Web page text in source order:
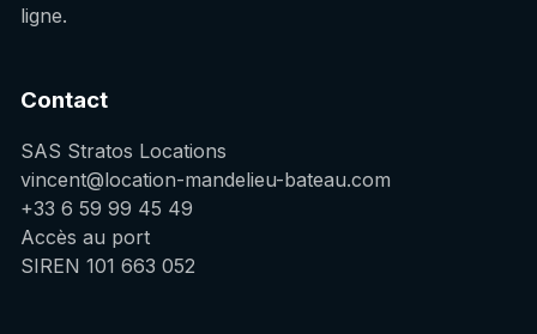
ligne.
Contact
SAS Stratos Locations
vincent@location-mandelieu-bateau.com
+33 6 59 99 45 49
Accès au port
SIREN 101 663 052